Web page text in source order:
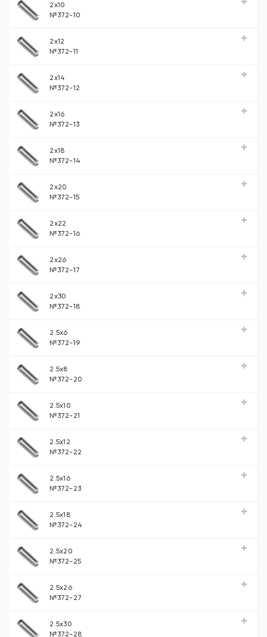
2x10
№372-10
2x12
№372-11
2x14
№372-12
2x16
№372-13
2x18
№372-14
2x20
№372-15
2x22
№372-16
2x26
№372-17
2x30
№372-18
2.5x6
№372-19
2.5x8
№372-20
2.5x10
№372-21
2.5x12
№372-22
2.5x16
№372-23
2.5x18
№372-24
2.5x20
№372-25
2.5x26
№372-27
2.5x30
№372-28